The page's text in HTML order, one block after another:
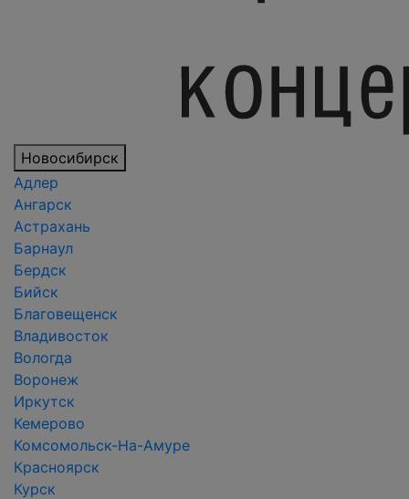
Новосибирск
Адлер
Ангарск
Астрахань
Барнаул
Бердск
Бийск
Благовещенск
Владивосток
Вологда
Воронеж
Иркутск
Кемерово
Комсомольск-На-Амуре
Красноярск
Курск